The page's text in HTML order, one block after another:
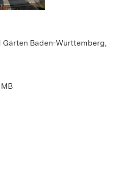
Baden-Württemberg,